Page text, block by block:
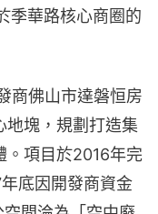
季華路核心商圈的
商佛山市達磐恒房
地塊，規劃打造集
。項目於2016年完
底因開發商資金